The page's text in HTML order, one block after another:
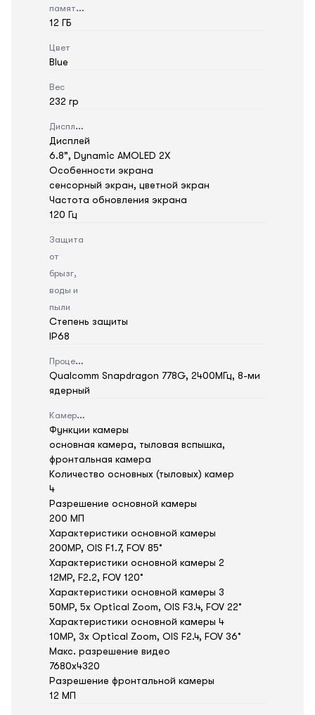
памяти
12 ГБ
Цвет
Blue
Вес
232 гр
Дисплей
Дисплей
6.8", Dynamic AMOLED 2X
Особенности экрана
сенсорный экран, цветной экран
Частота обновления экрана
120 Гц
Защита
от
брызг,
воды и
пыли
Степень защиты
IP68
Процессор
Qualcomm Snapdragon 778G, 2400МГц, 8-ми
ядерный
Камера
Функции камеры
основная камера, тыловая вспышка,
фронтальная камера
Количество основных (тыловых) камер
4
Разрешение основной камеры
200 МП
Характеристики основной камеры
200MP, OIS F1.7, FOV 85˚
Характеристики основной камеры 2
12MP, F2.2, FOV 120˚
Характеристики основной камеры 3
50MP, 5x Optical Zoom, OIS F3.4, FOV 22˚
Характеристики основной камеры 4
10MP, 3x Optical Zoom, OIS F2.4, FOV 36˚
Макс. разрешение видео
7680x4320
Разрешение фронтальной камеры
12 МП